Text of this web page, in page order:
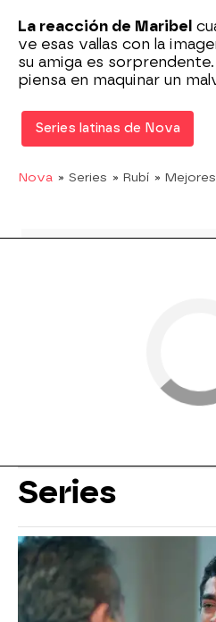
La reacción de Maribel
ve esas vallas con la
su amiga es
piensa en maquinar un
Series latinas de Nova
Nova » Series » Rubí »
Series